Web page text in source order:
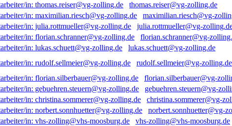
thomas.reiser@vg-zolling.de
maximilian.riesch@vg-
julia.rottmueller@vg-
florian.schranner@vg-
lukas.schuett@vg-zolling.de
rudolf.sellmeier@vg-zolling.de
florian.silberbauer@vg-
gebuehren.steuern@vg-
christina.sommerer@vg-
norbert.sonnhuetter@vg-
vhs-zolling@vhs-moosburg.de